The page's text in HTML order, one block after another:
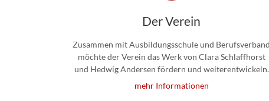
Der Verein
Zusammen mit Ausbildungsschule und Berufsverband
möchte der Verein das Werk von Clara Schlaffhorst
und Hedwig Andersen fördern und weiterentwickeln.
mehr Informationen